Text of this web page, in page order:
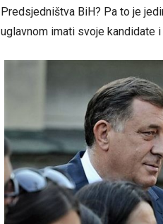
Predsjedništva BiH? Pa to je
uglavnom imati svoje kandidate